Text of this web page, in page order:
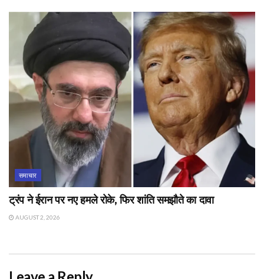
समाचार
ट्रंप ने ईरान पर नए हमले रोके, फिर शांति समझौते का दावा
AUGUST 2, 2026